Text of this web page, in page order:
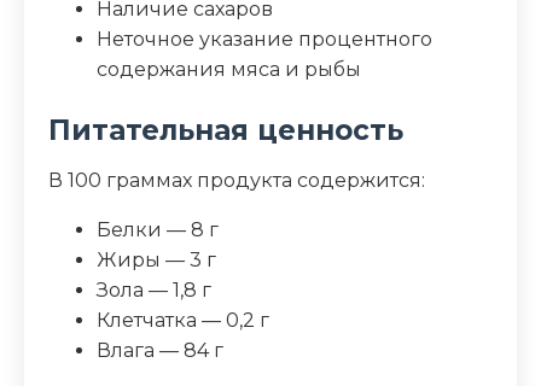
Наличие сахаров
Неточное указание процентного
содержания мяса и рыбы
Питательная ценность
В 100 граммах продукта содержится:
Белки — 8 г
Жиры — 3 г
Зола — 1,8 г
Клетчатка — 0,2 г
Влага — 84 г